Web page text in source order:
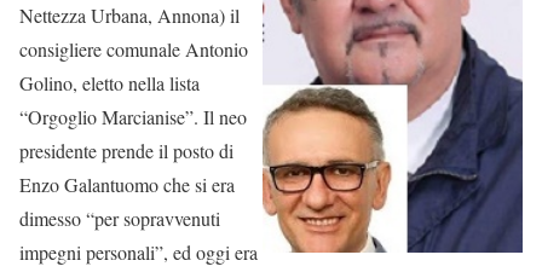
Nettezza Urbana, Annona) il
consigliere comunale Antonio
Golino, eletto nella lista
“Orgoglio Marcianise”. Il neo
presidente prende il posto di
Enzo Galantuomo che si era
dimesso “per sopravvenuti
impegni personali”, ed oggi era